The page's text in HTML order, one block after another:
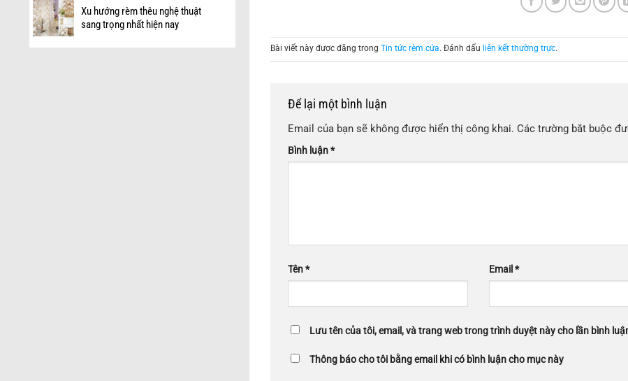
Xu hướng rèm thêu nghệ thuật
sang trọng nhất hiện nay
Bài viết này được đăng trong Tin tức rèm cửa. Đánh dấu liên kết thường trực.
Để lại một bình luận
Email của bạn sẽ không được hiển thị công khai. Các trường bắt buộc
Bình luận*
Tên* Email*
Lưu tên của tôi, email, và trang web trong trình duyệt này cho lần bình
Thông báo cho tôi bằng email khi có bình luận cho mục này